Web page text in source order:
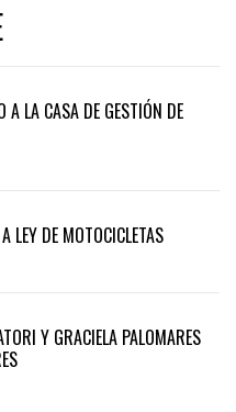
A LA CASA DE GESTIÓN DE
LEY DE MOTOCICLETAS
Y GRACIELA PALOMARES